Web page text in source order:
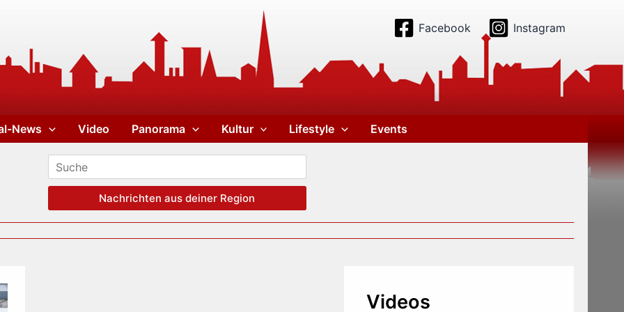
Facebook Instagram
News Video Panorama Kultur Lifestyle Events
Nachrichten aus deiner Region
Videos